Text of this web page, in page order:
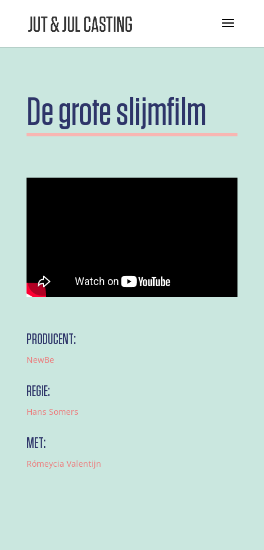
De grote slijmfilm
PRODUCENT:
NewBe
REGIE:
Hans Somers
MET:
Rómeycia Valentijn